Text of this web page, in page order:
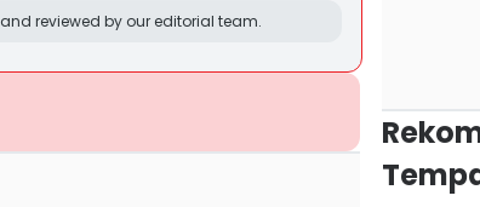
reviewed by our editorial team.